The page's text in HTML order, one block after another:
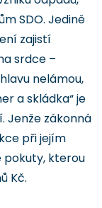
SDO. Jedině
zajistí
srdce –
nelámou,
a skládka“ je
Jenže zákonná
při jejím
pokuty, kterou
Kč.